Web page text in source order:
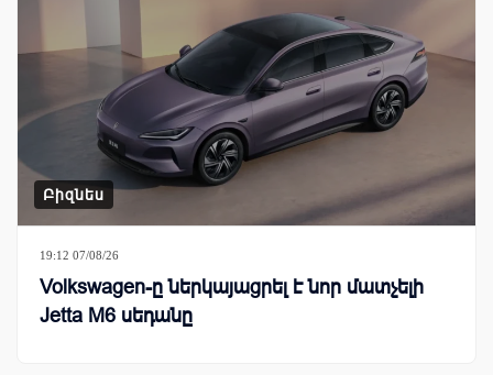
Բիզնես
19:12 07/08/26
Volkswagen-ը ներկայացրել է նոր մատչելի
Jetta M6 սեդանը